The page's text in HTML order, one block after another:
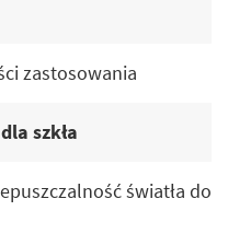
zastosowania
szkła
światła do